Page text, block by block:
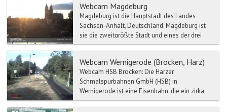
Webcam Magdeburg
Magdeburg ist die Hauptstadt des Landes
Sachsen-Anhalt, Deutschland. Magdeburg ist
sie die zweitgrößte Stadt und eines der drei
Oberzentren von Sac...
Webcam Wernigerode (Brocken, Harz)
Webcam HSB Brocken: Die Harzer
Schmalspurbahnen GmbH (HSB) in
Wernigerode ist eine Eisenbahn, die ein zirka
140 km langes Netz von mehrheitl...